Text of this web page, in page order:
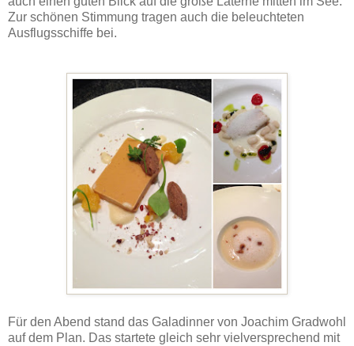
Zur schönen Stimmung tragen auch die beleuchteten
Ausflugsschiffe bei.
Für den Abend stand das Galadinner von Joachim Gradwohl
auf dem Plan. Das startete gleich sehr vielversprechend mit